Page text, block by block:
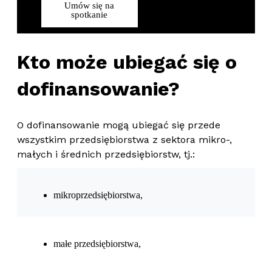
Umów się na
spotkanie
Kto może ubiegać się o
dofinansowanie?
O dofinansowanie mogą ubiegać się przede
wszystkim przedsiębiorstwa z sektora mikro-,
małych i średnich przedsiębiorstw, tj.:
mikroprzedsiębiorstwa,
małe przedsiębiorstwa,